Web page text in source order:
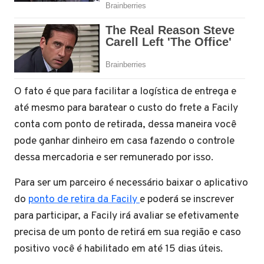
O fato é que para facilitar a logística de entrega e
até mesmo para baratear o custo do frete a Facily
conta com ponto de retirada, dessa maneira você
pode ganhar dinheiro em casa fazendo o controle
dessa mercadoria e ser remunerado por isso.
Para ser um parceiro é necessário baixar o aplicativo
do ponto de retira da Facilye poderá se inscrever
para participar, a Facily irá avaliar se efetivamente
precisa de um ponto de retirá em sua região e caso
positivo você é habilitado em até 15 dias úteis.